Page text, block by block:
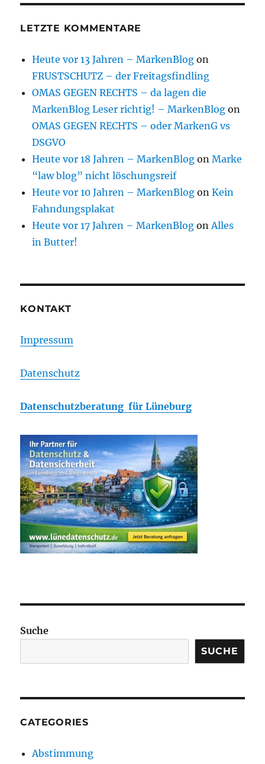
LETZTE KOMMENTARE
Heute vor 13 Jahren – MarkenBlog on
FRUSTSCHUTZ – der Freitagsfindling
OMAS GEGEN RECHTS – da lagen die
MarkenBlog Leser richtig! – MarkenBlog on
OMAS GEGEN RECHTS – oder MarkenG vs
DSGVO
Heute vor 18 Jahren – MarkenBlog onMarke
“law blog” nicht löschungsreif
Heute vor 10 Jahren – MarkenBlog onKein
Fahndungsplakat
Heute vor 17 Jahren – MarkenBlog onAlles
in Butter!
KONTAKT
Impressum
Datenschutz
Datenschutzberatung für Lüneburg
Suche
SUCHE
CATEGORIES
Abstimmung